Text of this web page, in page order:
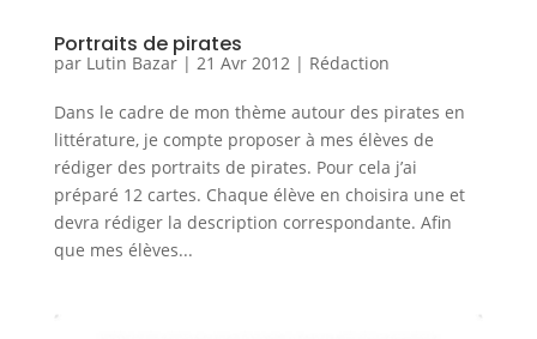
Portraits de pirates
par Lutin Bazar| 21 Avr 2012| Rédaction
Dans le cadre de mon thème autour des pirates en
littérature, je compte proposer à mes élèves de
rédiger des portraits de pirates. Pour cela j’ai
préparé 12 cartes. Chaque élève en choisira une et
devra rédiger la description correspondante. Afin
que mes élèves...